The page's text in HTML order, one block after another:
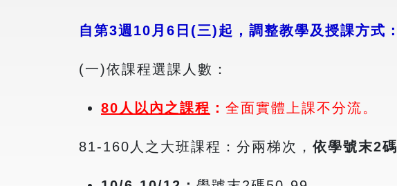
自第3週 10 月 6 日 (三)起，調整教學及授課方式：
(一)依課程選課人數：
80 人以內之課程 ： 全面實體上課不分流。
81-160人之大班課程：分兩梯次， 依學號末2碼